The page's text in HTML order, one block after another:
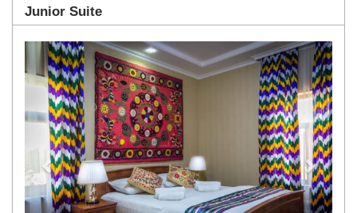
Junior Suite
Previous Next